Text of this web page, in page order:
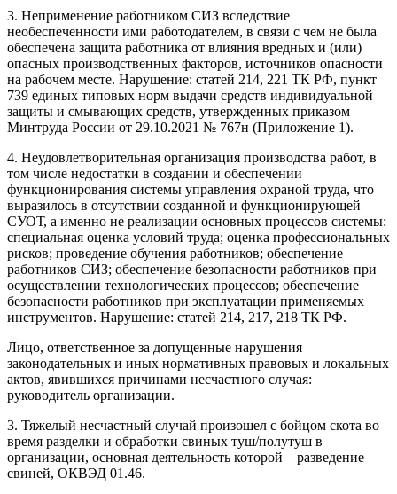
3. Неприменение работником СИЗ вследствие
необеспеченности ими работодателем, в связи с чем не была
обеспечена защита работника от влияния вредных и (или)
опасных производственных факторов, источников опасности
на рабочем месте. Нарушение: статей 214, 221 ТК РФ, пункт
739 единых типовых норм выдачи средств индивидуальной
защиты и смывающих средств, утвержденных приказом
Минтруда России от 29.10.2021 № 767н (Приложение 1).
4. Неудовлетворительная организация производства работ, в
том числе недостатки в создании и обеспечении
функционирования системы управления охраной труда, что
выразилось в отсутствии созданной и функционирующей
СУОТ, а именно не реализации основных процессов системы:
специальная оценка условий труда; оценка профессиональных
рисков; проведение обучения работников; обеспечение
работников СИЗ; обеспечение безопасности работников при
осуществлении технологических процессов; обеспечение
безопасности работников при эксплуатации применяемых
инструментов. Нарушение: статей 214, 217, 218 ТК РФ.
Лицо, ответственное за допущенные нарушения
законодательных и иных нормативных правовых и локальных
актов, явившихся причинами несчастного случая:
руководитель организации.
3. Тяжелый несчастный случай произошел с бойцом скота во
время разделки и обработки свиных туш/полутуш в
организации, основная деятельность которой – разведение
свиней, ОКВЭД 01.46.